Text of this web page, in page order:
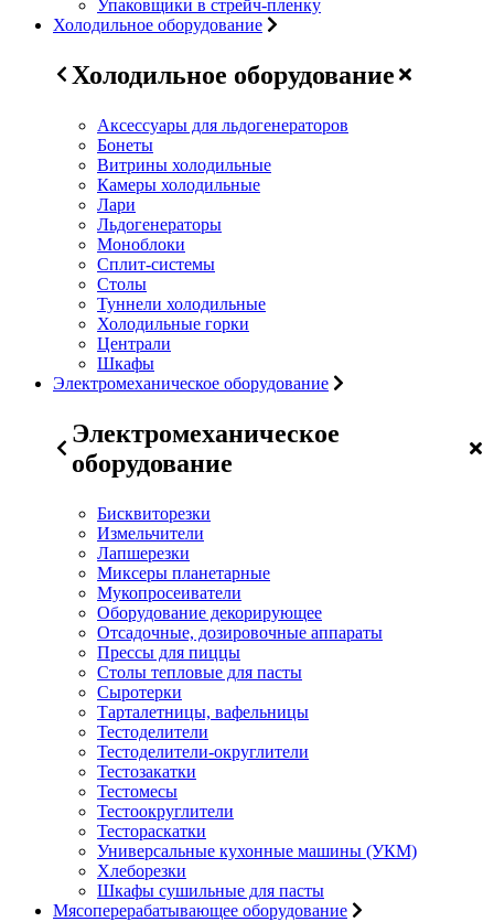
Упаковщики в стрейч-пленку
Холодильное оборудование
Холодильное оборудование
Аксессуары для льдогенераторов
Бонеты
Витрины холодильные
Камеры холодильные
Лари
Льдогенераторы
Моноблоки
Сплит-системы
Столы
Туннели холодильные
Холодильные горки
Централи
Шкафы
Электромеханическое оборудование
Электромеханическое
оборудование
Бисквиторезки
Измельчители
Лапшерезки
Миксеры планетарные
Мукопросеиватели
Оборудование декорирующее
Отсадочные, дозировочные аппараты
Прессы для пиццы
Столы тепловые для пасты
Сыротерки
Тарталетницы, вафельницы
Тестоделители
Тестоделители-округлители
Тестозакатки
Тестомесы
Тестоокруглители
Тестораскатки
Универсальные кухонные машины (УКМ)
Хлеборезки
Шкафы сушильные для пасты
Мясоперерабатывающее оборудование